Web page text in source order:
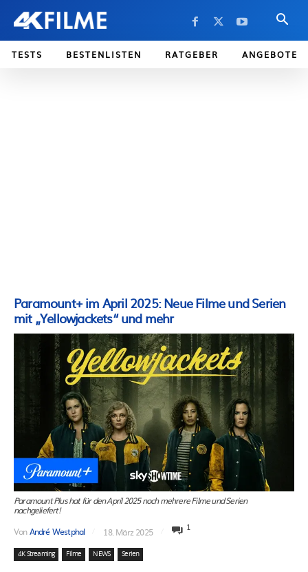
TESTS BESTENLISTEN RATGEBER ANGEBOTE
Paramount+ im April 2025: Neue Filme und Serien
mit „Yellowjackets“ und mehr
Paramount Plus hat für den April 2025 noch mehrere Filme und Serien
nachgeliefert!
VonAndré Westphal 18. März 2025 1
4K Streaming Filme NEWS Serien